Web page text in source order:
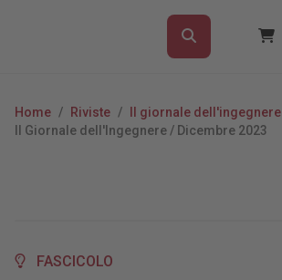
Home / Riviste / Il giornale dell'ingegnere
Il Giornale dell'Ingegnere / Dicembre 2023
FASCICOLO